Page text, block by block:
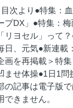
・カビを防ぐ暮ら
）
気の素材「リヨ
「下着選び」の
次より●特集：
プDX」●特集：
リヨセル」って
日、元気●新連載
画を再掲載＞
ませ体操●1日1
の記事は電子版
きません。